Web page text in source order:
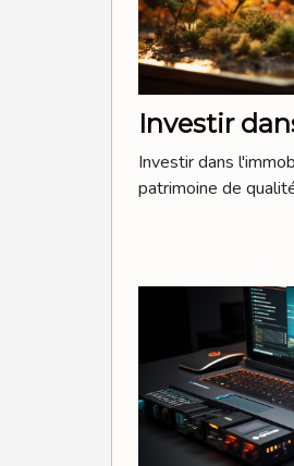
Investir
Investir dans
patrimoine de